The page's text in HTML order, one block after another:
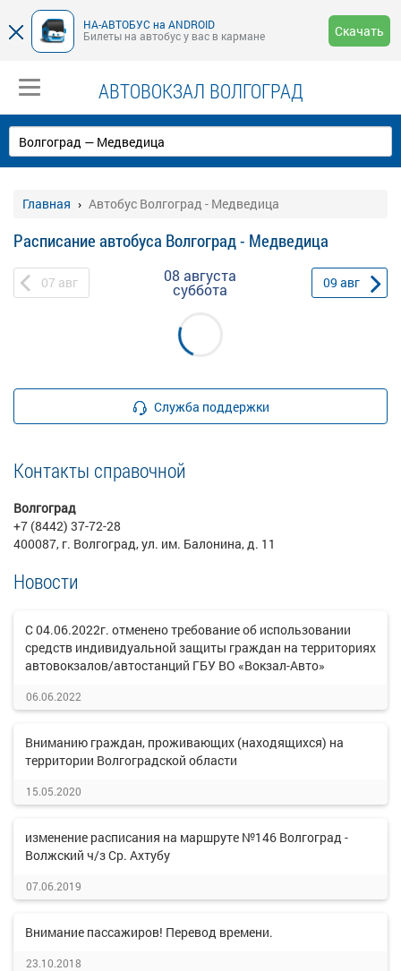
НА-АВТОБУС на ANDROID
Билеты на автобус у вас в кармане
Скачать
АВТОВОКЗАЛ ВОЛГОГРАД
Главная Автобус Волгоград - Медведица
Расписание автобуса Волгоград - Медведица
07 авг 08 августа
суббота 09 авг
Служба поддержки
Контакты справочной
Волгоград
+7 (8442) 37-72-28
400087, г. Волгоград, ул. им. Балонина, д. 11
Новости
С 04.06.2022г. отменено требование об использовании
средств индивидуальной защиты граждан на территориях
автовокзалов/автостанций ГБУ ВО «Вокзал-Авто»
06.06.2022
Вниманию граждан, проживающих (находящихся) на
территории Волгоградской области
15.05.2020
изменение расписания на маршруте №146 Волгоград -
Волжский ч/з Ср. Ахтубу
07.06.2019
Внимание пассажиров! Перевод времени.
23.10.2018